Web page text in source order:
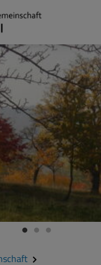
Markt
Daten